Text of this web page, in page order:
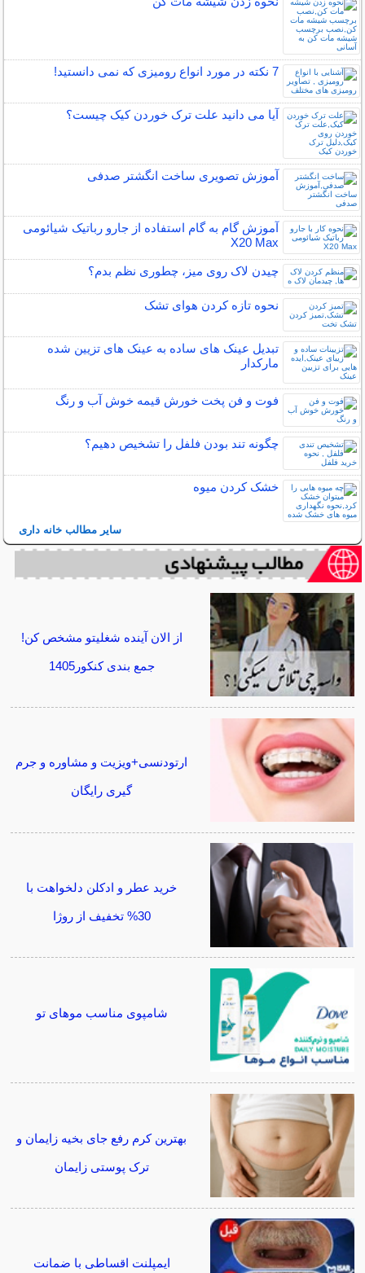
7 نکته در مورد انواع رومیزی که نمی دانستید!
آیا می دانید علت ترک خوردن کیک چیست؟
آموزش تصویری ساخت انگشتر صدفی
آموزش گام به گام استفاده از جارو رباتیک شیائومی
X20 Max
چیدن لاک روی میز، چطوری نظم بدم؟
نحوه تازه کردن هوای تشک
تبدیل عینک های ساده به عینک های تزیین شده
مارکدار
فوت و فن پخت خورش قیمه خوش آب و رنگ
چگونه تند بودن فلفل را تشخیص دهیم؟
خشک کردن میوه
سایر مطالب خانه داری
از الان آینده شغلیتو مشخص کن!
جمع بندی کنکور1405
ارتودنسی+ویزیت و مشاوره و جرم
گیری رایگان
خرید عطر و ادکلن دلخواهت با
30% تخفیف از روژا
شامپوی مناسب موهای تو
بهترین کرم رفع جای بخیه زایمان و
ترک پوستی زایمان
ایمپلنت اقساطی با ضمانت